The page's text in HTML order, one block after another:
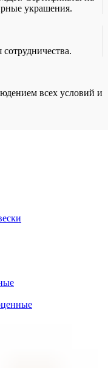
украшения.
всех условий и